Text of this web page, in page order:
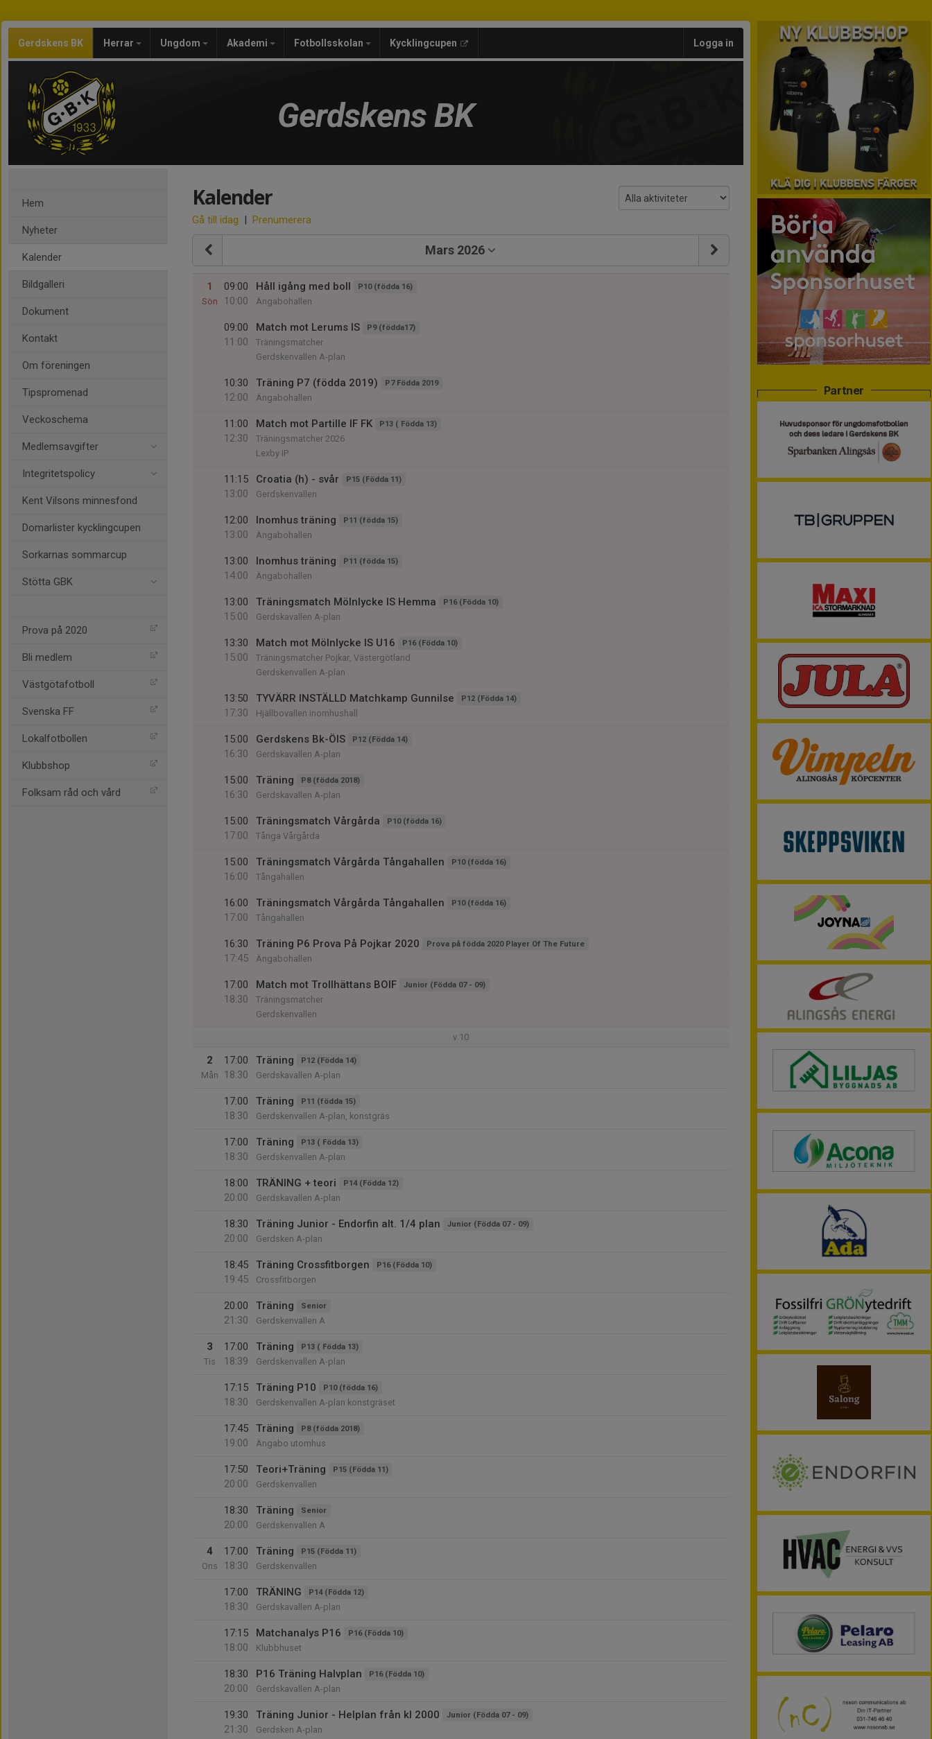
Gerdskens BK Herrar Ungdom Akademi Fotbollsskolan Kycklingcupen Logga in
Gerdskens BK
Hem
Nyheter
Kalender
Bildgalleri
Dokument
Kontakt
Om föreningen
Tipspromenad
Veckoschema
Medlemsavgifter
Integritetspolicy
Kent Vilsons minnesfond
Domarlister kycklingcupen
Sorkarnas sommarcup
Stötta GBK
Prova på 2020
Bli medlem
Västgötafotboll
Svenska FF
Lokalfotbollen
Klubbshop
Folksam råd och vård
Kalender
Gå till idag | Prenumerera
Mars 2026
1
Sön
09:00
10:00
Håll igång med boll P10 (födda 16)
Ängabohallen
09:00
11:00
Match mot Lerums IS P9 (födda17)
Träningsmatcher
Gerdskenvallen A-plan
10:30
12:00
Träning P7 (födda 2019) P7 Födda 2019
Ängabohallen
11:00
12:30
Match mot Partille IF FK P13 ( Födda 13)
Träningsmatcher 2026
Lexby IP
11:15
13:00
Croatia (h) - svår P15 (Födda 11)
Gerdskenvallen
12:00
13:00
Inomhus träning P11 (födda 15)
Ängabohallen
13:00
14:00
Inomhus träning P11 (födda 15)
Ängabohallen
13:00
15:00
Träningsmatch Mölnlycke IS Hemma P16 (Födda 10)
Gerdskavallen A-plan
13:30
15:00
Match mot Mölnlycke IS U16 P16 (Födda 10)
Träningsmatcher Pojkar, Västergötland
Gerdskenvallen A-plan
13:50
17:30
TYVÄRR INSTÄLLD Matchkamp Gunnilse P12 (Födda 14)
Hjällbovallen inomhushall
15:00
16:30
Gerdskens Bk-ÖIS P12 (Födda 14)
Gerdskavallen A-plan
15:00
16:30
Träning P8 (födda 2018)
Gerdskavallen A-plan
15:00
17:00
Träningsmatch Vårgårda P10 (födda 16)
Tånga Vårgårda
15:00
16:00
Träningsmatch Vårgårda Tångahallen P10 (födda 16)
Tångahallen
16:00
17:00
Träningsmatch Vårgårda Tångahallen P10 (födda 16)
Tångahallen
16:30
17:45
Träning P6 Prova På Pojkar 2020 Prova på födda 2020 Player Of The Future
Ängabohallen
17:00
18:30
Match mot Trollhättans BOIF Junior (Födda 07 - 09)
Träningsmatcher
Gerdskenvallen
v.10
2
Mån
17:00
18:30
Träning P12 (Födda 14)
Gerdskavallen A-plan
17:00
18:30
Träning P11 (födda 15)
Gerdskenvallen A-plan, konstgräs
17:00
18:30
Träning P13 ( Födda 13)
Gerdskenvallen A-plan
18:00
20:00
TRÄNING + teori P14 (Födda 12)
Gerdskavallen A-plan
18:30
20:00
Träning Junior - Endorfin alt. 1/4 plan Junior (Födda 07 - 09)
Gerdsken A-plan
18:45
19:45
Träning Crossfitborgen P16 (Födda 10)
Crossfitborgen
20:00
21:30
Träning Senior
Gerdskenvallen A
3
Tis
17:00
18:39
Träning P13 ( Födda 13)
Gerdskenvallen A-plan
17:15
18:30
Träning P10 P10 (födda 16)
Gerdskenvallen A-plan konstgräset
17:45
19:00
Träning P8 (födda 2018)
Ängabo utomhus
17:50
20:00
Teori+Träning P15 (Födda 11)
Gerdskenvallen
18:30
20:00
Träning Senior
Gerdskenvallen A
4
Ons
17:00
18:30
Träning P15 (Födda 11)
Gerdskenvallen
17:00
18:30
TRÄNING P14 (Födda 12)
Gerdskavallen A-plan
17:15
18:00
Matchanalys P16 P16 (Födda 10)
Klubbhuset
18:30
20:00
P16 Träning Halvplan P16 (Födda 10)
Gerdskavallen A-plan
19:30
21:30
Träning Junior - Helplan från kl 2000 Junior (Födda 07 - 09)
Gerdsken A-plan
Partner